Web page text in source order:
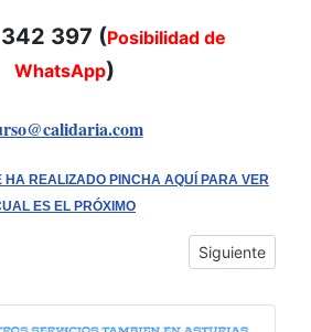
397 (Posibilidad de
WhatsApp)
HA REALIZADO PINCHA AQUÍ PARA VER
ES EL PRÓXIMO
de Pescadores de Cambados -
Artículo
Siguiente